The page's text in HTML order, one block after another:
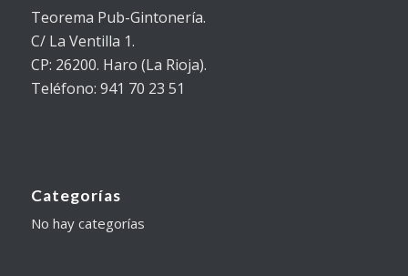
Teorema Pub-Gintonería.
C/ La Ventilla 1.
CP: 26200. Haro (La Rioja).
Teléfono: 941 70 23 51
Categorías
No hay categorías